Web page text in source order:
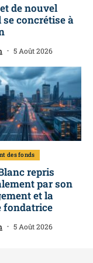
de nouvel
concrétise à
5 Août 2026
des fonds
repris
par son
et la
fondatrice
5 Août 2026